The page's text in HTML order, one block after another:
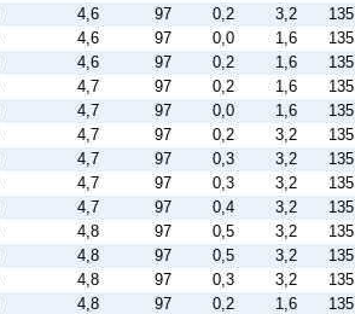
4,6 97 0,2 3,2
135
4,6 97 0,0 1,6
135
4,6 97 0,2 1,6
135
4,7 97 0,2 1,6
135
4,7 97 0,0 1,6
135
4,7 97 0,2 3,2
135
4,7 97 0,3 3,2
135
4,7 97 0,3 3,2
135
4,7 97 0,4 3,2
135
4,8 97 0,5 3,2
135
4,8 97 0,5 3,2
135
4,8 97 0,3 3,2
135
4,8 97 0,2 1,6 135